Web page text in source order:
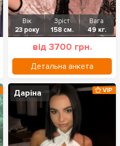
Вік
23 року
Зріст
158 см.
Вага
49 кг.
від 3700 грн.
Детальна анкета
Даріна VIP